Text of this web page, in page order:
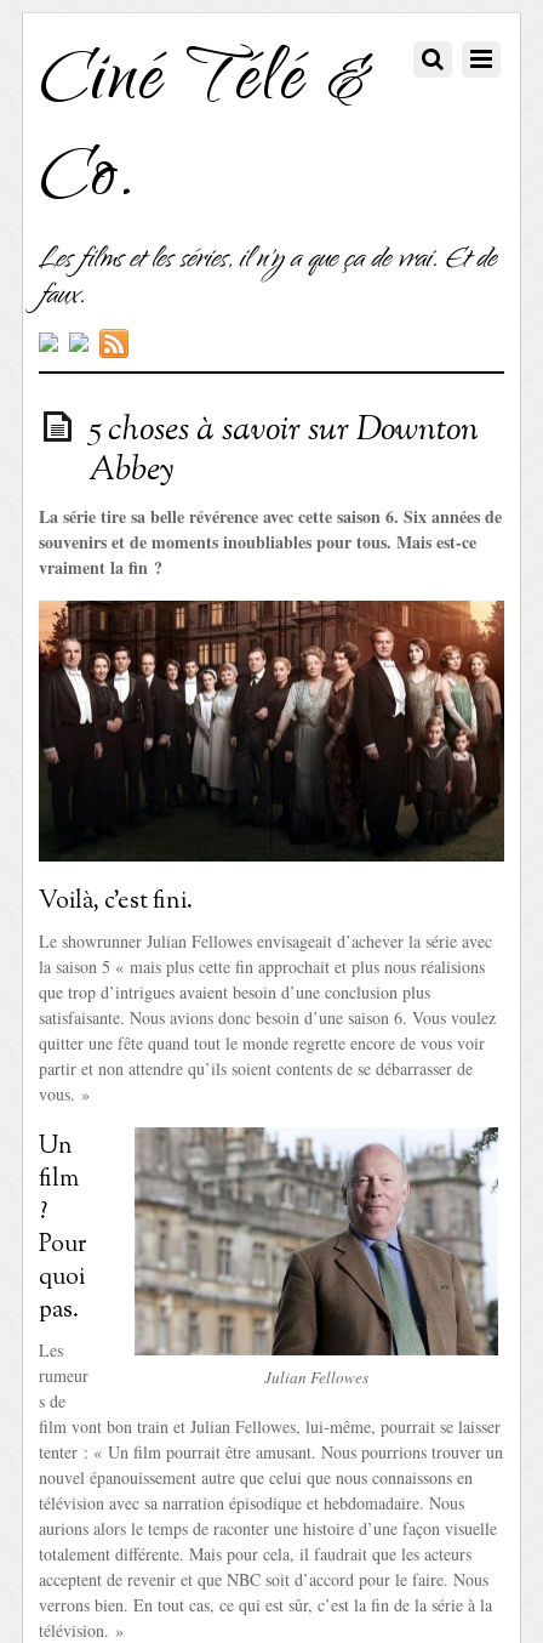
Ciné Télé &
Co.
Les films et les séries, il n'y a que ça de vrai. Et de
faux.
5 choses à savoir sur Downton
Abbey
La série tire sa belle révérence avec cette saison 6. Six années de
souvenirs et de moments inoubliables pour tous. Mais est-ce
vraiment la fin ?
Voilà, c’est fini.
Le showrunner Julian Fellowes envisageait d’achever la série avec
la saison 5 « mais plus cette fin approchait et plus nous réalisions
que trop d’intrigues avaient besoin d’une conclusion plus
satisfaisante. Nous avions donc besoin d’une saison 6. Vous voulez
quitter une fête quand tout le monde regrette encore de vous voir
partir et non attendre qu’ils soient contents de se débarrasser de
vous. »
Julian Fellowes
Un
film
?
Pour
quoi
pas.
Les
rumeur
s de
film vont bon train et Julian Fellowes, lui-même, pourrait se laisser
tenter : « Un film pourrait être amusant. Nous pourrions trouver un
nouvel épanouissement autre que celui que nous connaissons en
télévision avec sa narration épisodique et hebdomadaire. Nous
aurions alors le temps de raconter une histoire d’une façon visuelle
totalement différente. Mais pour cela, il faudrait que les acteurs
acceptent de revenir et que NBC soit d’accord pour le faire. Nous
verrons bien. En tout cas, ce qui est sûr, c’est la fin de la série à la
télévision. »